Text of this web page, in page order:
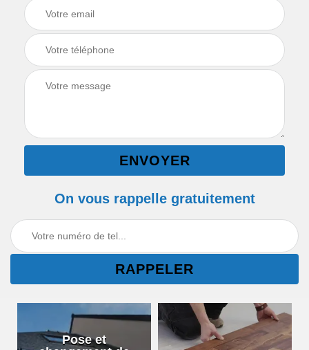
On vous rappelle gratuitement
Pose et